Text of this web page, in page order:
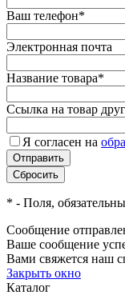
Ваш телефон*
Электронная почта
Название товара*
Ссылка на товар
Я согласен на
* - Поля,
Сообщение
Ваше сообщение
Вами свяжется наш
Закрыть окно
Каталог